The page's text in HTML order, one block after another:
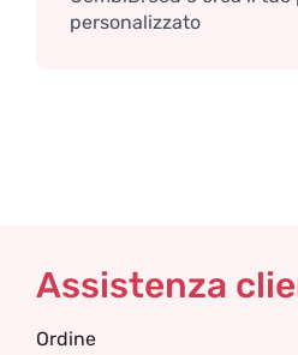
personalizzato
Assistenza
Ordine